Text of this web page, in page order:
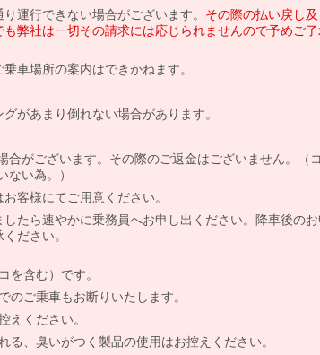
運行できない場合がございます。 その際の払い戻し及
弊社は一切その請求には応じられませんので予めご
車場所の案内はできかねます。
があまり倒れない場合があります。
がございます。その際のご返金はございません。（
い為。）
客様にてご用意ください。
たら速やかに乗務員へお申し出ください。降車後の
ださい。
を含む）です。
ご乗車もお断りいたします。
えください。
、臭いがつく製品の使用はお控えください。